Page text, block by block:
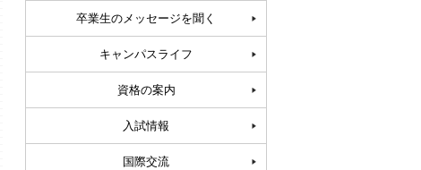
卒業生のメッセージを聞く
キャンパスライフ
資格の案内
入試情報
国際交流